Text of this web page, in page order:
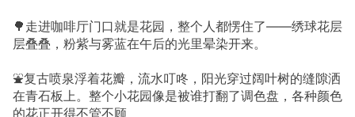
🌳走进咖啡厅门口就是花园，整个人都愣住了——绣球花层
层叠叠，粉紫与雾蓝在午后的光里晕染开来。
⛲复古喷泉浮着花瓣，流水叮咚，阳光穿过阔叶树的缝隙洒
在青石板上。整个小花园像是被谁打翻了调色盘，各种颜色
的花正开得不管不顾